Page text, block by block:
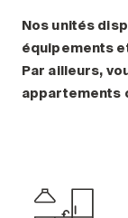
Nos unités
équipements
Par ailleurs,
appartements